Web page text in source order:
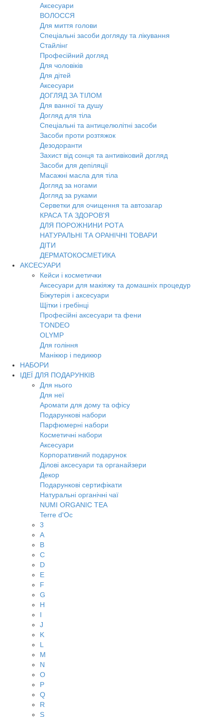
Аксесуари
ВОЛОССЯ
Для миття голови
Спеціальні засоби догляду та лікування
Стайлінг
Професійний догляд
Для чоловіків
Для дітей
Аксесуари
ДОГЛЯД ЗА ТІЛОМ
Для ванної та душу
Догляд для тіла
Спеціальні та антицелюлітні засоби
Засоби проти розтяжок
Дезодоранти
Захист від сонця та антивіковий догляд
Засоби для депіляції
Масажні масла для тіла
Догляд за ногами
Догляд за руками
Серветки для очищення та автозагар
КРАСА ТА ЗДОРОВ'Я
ДЛЯ ПОРОЖНИНИ РОТА
НАТУРАЛЬНІ ТА ОРАНІЧНІ ТОВАРИ
ДІТИ
ДЕРМАТОКОСМЕТИКА
АКСЕСУАРИ
Кейси і косметички
Аксесуари для макіяжу та домашніх процедур
Біжутерія і аксесуари
Щітки і гребінці
Професійні аксесуари та фени
TONDEO
OLYMP
Для гоління
Манікюр і педикюр
НАБОРИ
ІДЕЇ ДЛЯ ПОДАРУНКІВ
Для нього
Для неї
Аромати для дому та офісу
Подарункові набори
Парфюмерні набори
Косметичні набори
Аксесуари
Корпоративний подарунок
Ділові аксесуари та органайзери
Декор
Подарункові сертифікати
Натуральні органічні чаї
NUMI ORGANIC TEA
Terre d'Oc
3
A
B
C
D
E
F
G
H
I
J
K
L
M
N
O
P
Q
R
S